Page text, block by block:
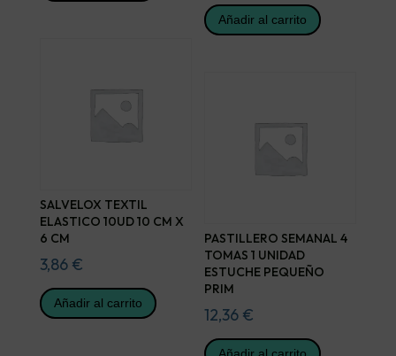
Añadir al carrito
SALVELOX TEXTIL
ELASTICO 10UD 10 CM X
6 CM
3,86 €
Añadir al carrito
PASTILLERO SEMANAL 4
TOMAS 1 UNIDAD
ESTUCHE PEQUEÑO
PRIM
12,36 €